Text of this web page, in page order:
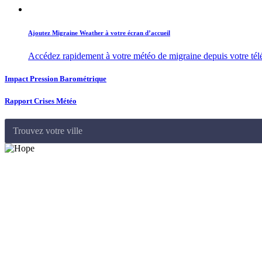
Ajoutez Migraine Weather à votre écran d’accueil
Accédez rapidement à votre météo de migraine depuis votre
Impact Pression Barométrique
Rapport Crises Météo
Trouvez votre ville